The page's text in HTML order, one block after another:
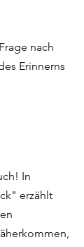
nach
Erinnerns
In
erzählt